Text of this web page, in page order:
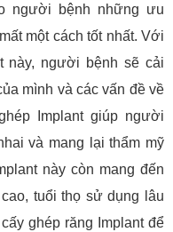
người bệnh những ưu
một cách tốt nhất. Với
này, người bệnh sẽ cải
mình và các vấn đề về
Implant giúp người
và mang lại thẩm mỹ
này còn mang đến
tuổi thọ sử dụng lâu
ghép răng Implant để